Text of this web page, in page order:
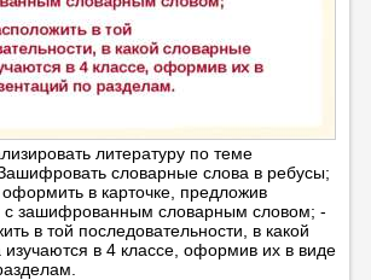
литературу по теме
словарные слова в ребусы;
в карточке, предложив
с зашифрованным словарным словом; -
в той последовательности, в какой
в 4 классе, оформив их в виде